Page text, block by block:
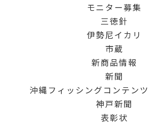
モニター募集
三徳針
伊勢尼イカリ
市蔵
新商品情報
新聞
沖縄フィッシングコンテン
神戸新聞
表彰状